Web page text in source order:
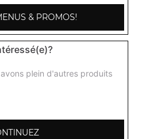
& PROMOS!
plein d'autres produits